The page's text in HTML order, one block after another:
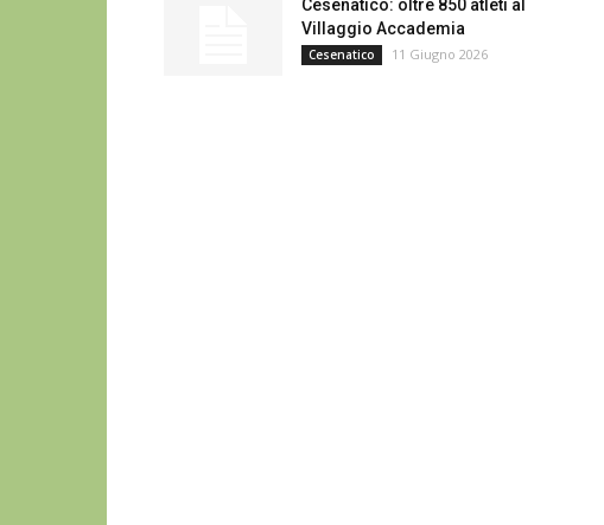
Cesenatico: oltre 850 atleti al
Villaggio Accademia
Cesenatico 11 Giugno 2026